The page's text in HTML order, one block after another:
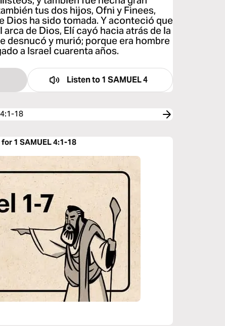
tus dos hijos, Ofni y Finees,
Dios ha sido tomada. Y aconteció que
de Dios, Elí cayó hacia atrás de la
desnucó y murió; porque era hombre
a Israel cuarenta años.
Listen to1 SAMUEL 4
18
1 SAMUEL 4:1-18